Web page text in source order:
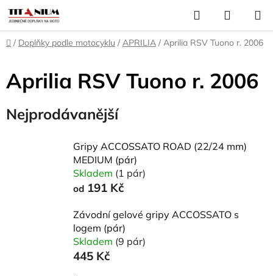
Přejít
na
obsah
Hledat
KOŠÍK
Domů
/ Doplňky podle motocyklu / APRILIA / Aprilia RSV Tuono r. 2006
Aprilia RSV Tuono r. 2006
Nejprodávanější
Gripy ACCOSSATO ROAD (22/24 mm)
MEDIUM (pár)
Skladem (1 pár)
od 191 Kč
Závodní gelové gripy ACCOSSATO s
logem (pár)
Skladem (9 pár)
445 Kč